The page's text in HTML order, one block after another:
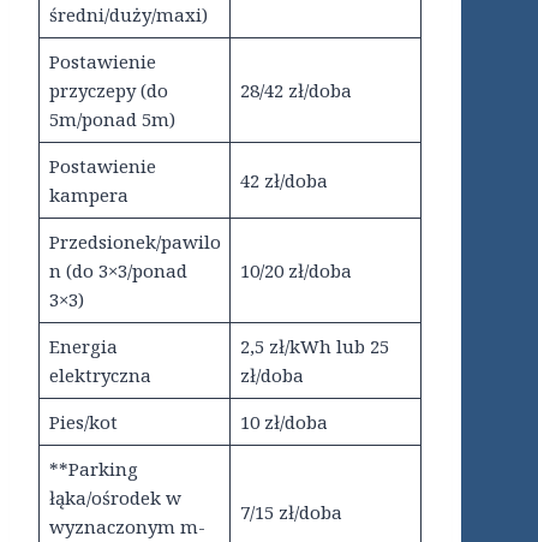
średni/duży/maxi)
Postawienie
przyczepy (do
5m/ponad 5m)
28/42 zł/doba
Postawienie
kampera
42 zł/doba
Przedsionek/pawilo
n (do 3×3/ponad
3×3)
10/20 zł/doba
Energia
elektryczna
2,5 zł/kWh lub 25
zł/doba
Pies/kot
10 zł/doba
**Parking
łąka/ośrodek w
wyznaczonym m-
7/15 zł/doba